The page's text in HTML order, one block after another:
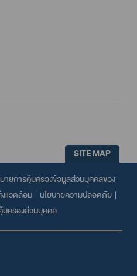
SITE MAP
ายการคุ้มครองข้อมูลส่วนบุคคลของ
แวดล้อม | นโยบายความปลอดภัย |
มครองส่วนบุคคล